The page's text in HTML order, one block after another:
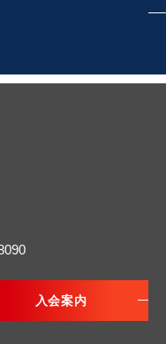
入会案内